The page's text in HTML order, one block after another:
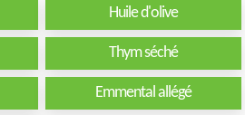
Huile d'olive
Thym séché
Emmental allégé